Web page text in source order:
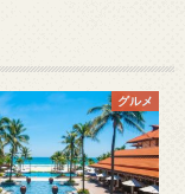
グルメ